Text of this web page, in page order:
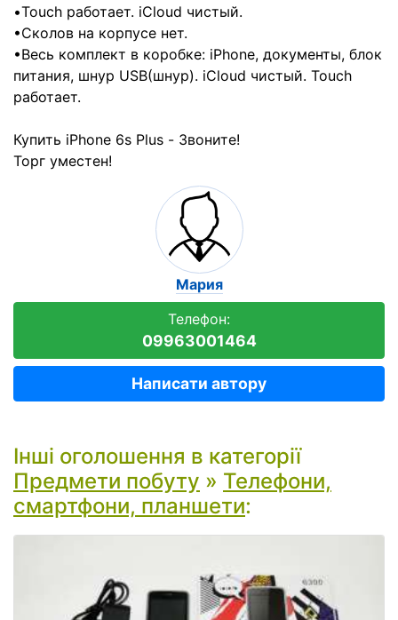
•Touch работает. iCloud чистый.
•Сколов на корпусе нет.
•Весь комплект в коробке: iPhone, документы, блок
питания, шнур USB(шнур). iCloud чистый. Touch
работает.
Купить iPhone 6s Plus - Звоните!
Торг уместен!
Мария
Телефон:
09963001464
Написати автору
Інші оголошення в категорії
Предмети побуту » Телефони,
смартфони, планшети: